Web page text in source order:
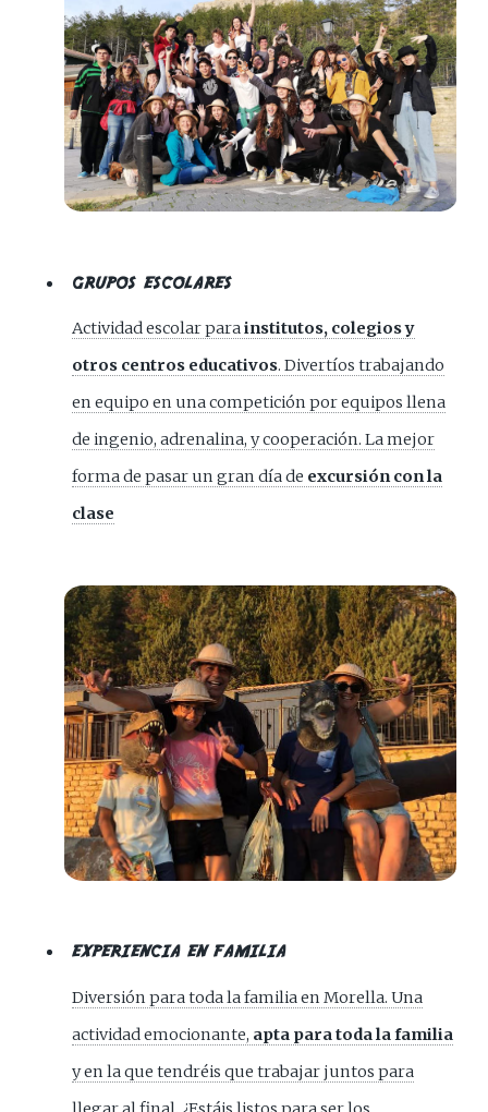
GRUPOS ESCOLARES
Actividad escolar parainstitutos, colegios y
otros centros educativos. Divertíos trabajando
en equipo en una competición por equipos llena
de ingenio, adrenalina, y cooperación. La mejor
forma de pasar un gran día de excursión con la
clase
EXPERIENCIA EN FAMILIA
Diversión para toda la familia en Morella. Una
actividad emocionante, apta para toda la familia
y en la que tendréis que trabajar juntos para